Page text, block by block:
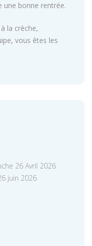
une bonne rentrée.
la crèche,
vous êtes les
26 Avril 2026
juin 2026